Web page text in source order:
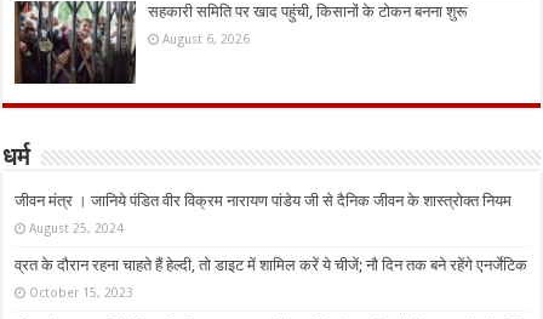
सहकारी समिति पर खाद पहुंची, किसानों के टोकन बनना शुरू
August 6, 2026
धर्म
जीवन मंत्र । जानिये पंडित वीर विक्रम नारायण पांडेय जी से दैनिक जीवन के शास्त्रोक्त नियम
August 25, 2024
व्रत के दौरान रहना चाहते हैं हेल्दी, तो डाइट में शामिल करें ये चीजें; नौ दिन तक बने रहेंगे एनर्जेटिक
October 15, 2023